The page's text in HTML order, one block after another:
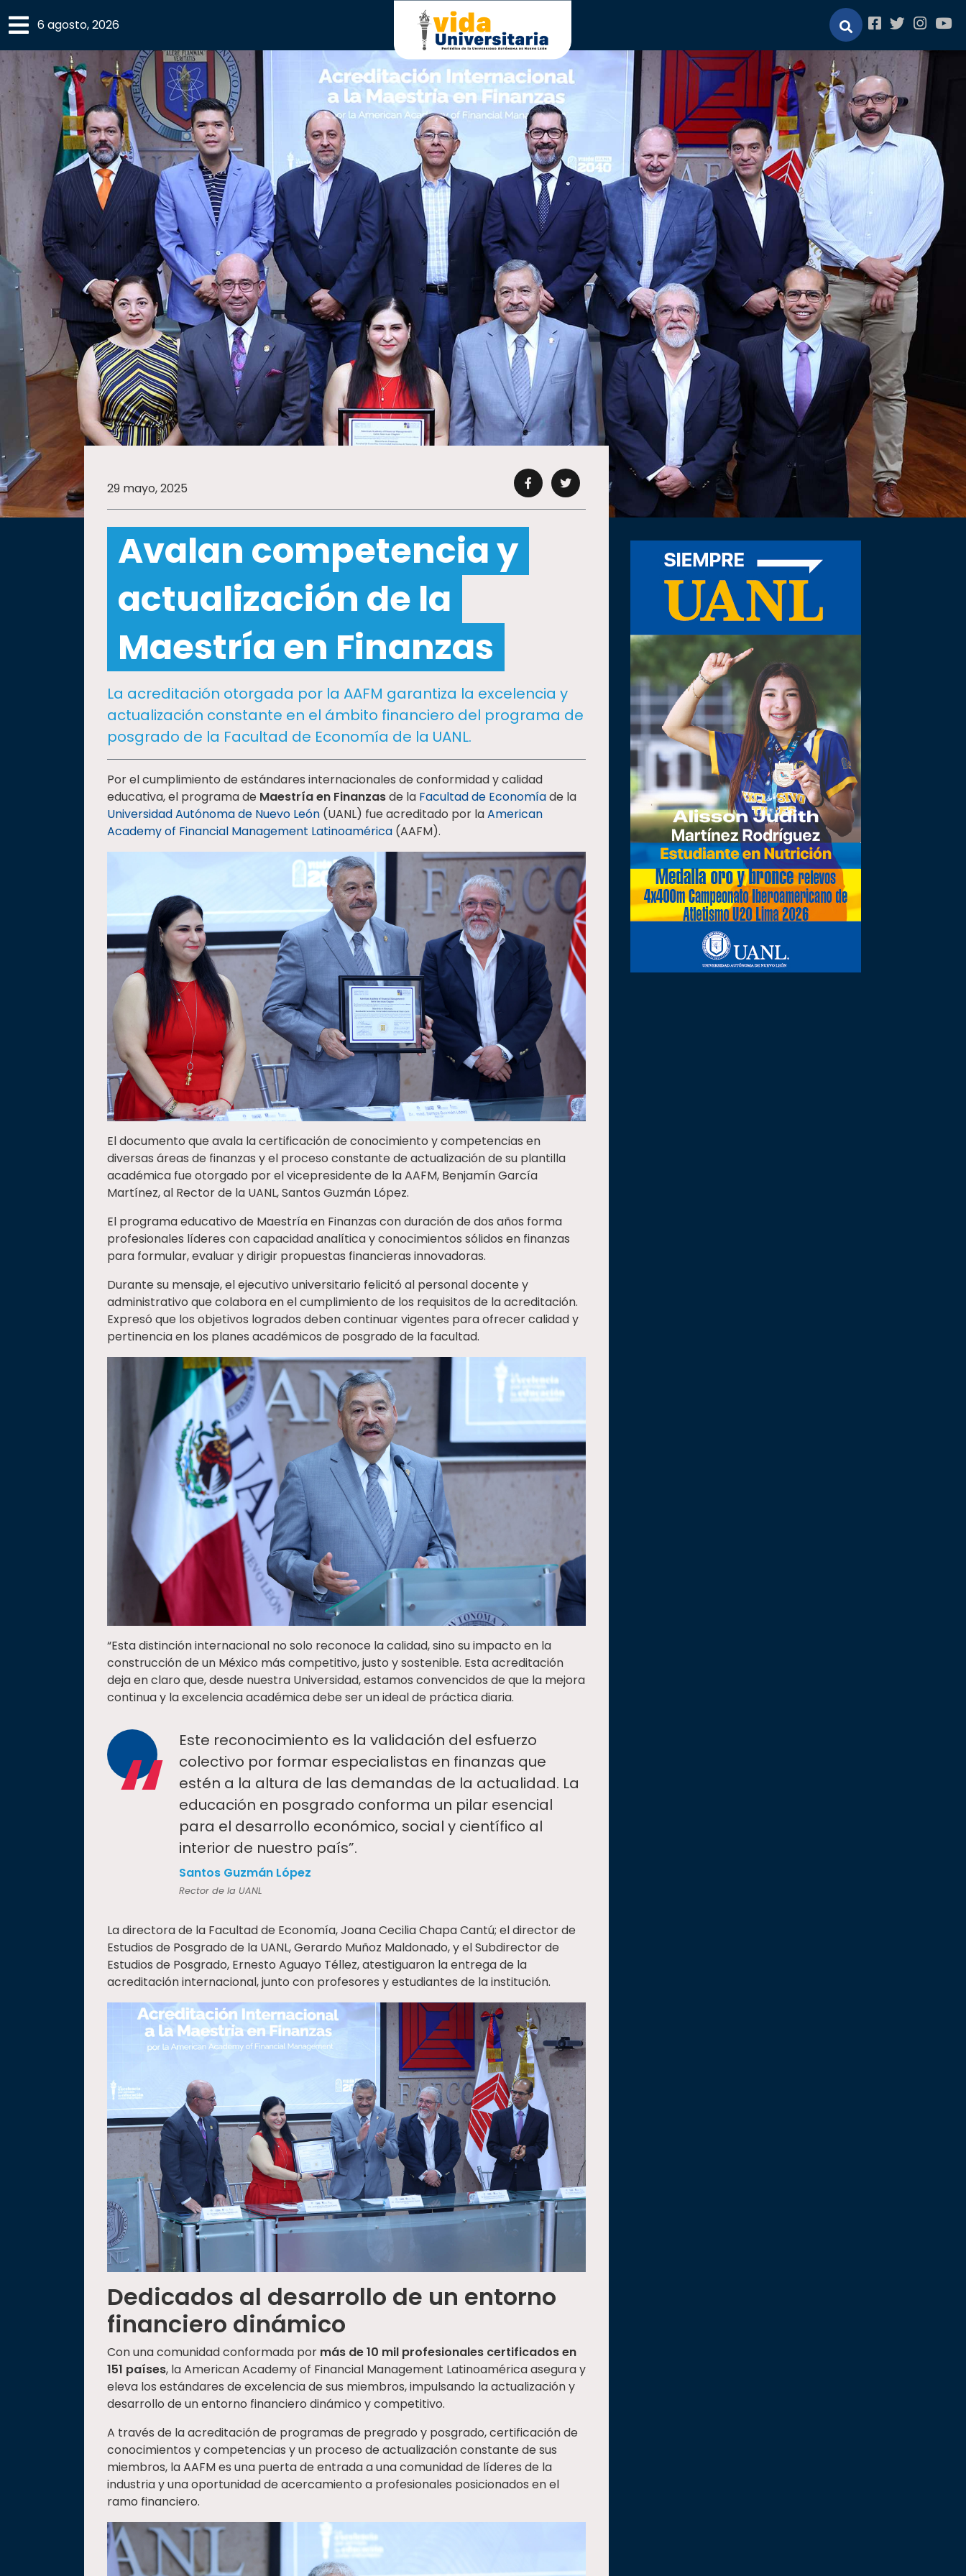
×
SECCIONES
ACADEMIA
CAMPUSUANL
COMUNIDAD UANL
CULTURA
DEPORTES
EXPERTOS
SALUD
SUSTENTABILIDAD
TEMAS
Oferta
educativa
Internacionalización
6 agosto, 2026
29 mayo, 2025
Avalan competencia y
actualización de la
Maestría en Finanzas
La acreditación otorgada por la AAFM garantiza la excelencia y
actualización constante en el ámbito financiero del programa de
posgrado de la Facultad de Economía de la UANL.
Por el cumplimiento de estándares internacionales de conformidad y calidad
educativa, el programa de Maestría en Finanzasde la Facultad de Economíade la
Universidad Autónoma de Nuevo León (UANL) fue acreditado por laAmerican
Academy of Financial Management Latinoamérica (AAFM).
El documento que avala la certificación de conocimiento y competencias en
diversas áreas de finanzas y el proceso constante de actualización de su plantilla
académica fue otorgado por el vicepresidente de la AAFM, Benjamín García
Martínez, al Rector de la UANL, Santos Guzmán López.
El programa educativo de Maestría en Finanzas con duración de dos años forma
profesionales líderes con capacidad analítica y conocimientos sólidos en finanzas
para formular, evaluar y dirigir propuestas financieras innovadoras.
Durante su mensaje, el ejecutivo universitario felicitó al personal docente y
administrativo que colabora en el cumplimiento de los requisitos de la acreditación.
Expresó que los objetivos logrados deben continuar vigentes para ofrecer calidad y
pertinencia en los planes académicos de posgrado de la facultad.
“Esta distinción internacional no solo reconoce la calidad, sino su impacto en la
construcción de un México más competitivo, justo y sostenible. Esta acreditación
deja en claro que, desde nuestra Universidad, estamos convencidos de que la mejora
continua y la excelencia académica debe ser un ideal de práctica diaria.
“
Este reconocimiento es la validación del esfuerzo
colectivo por formar especialistas en finanzas que
estén a la altura de las demandas de la actualidad. La
educación en posgrado conforma un pilar esencial
para el desarrollo económico, social y científico al
interior de nuestro país”.
Santos Guzmán López
Rector de la UANL
La directora de la Facultad de Economía, Joana Cecilia Chapa Cantú; el director de
Estudios de Posgrado de la UANL, Gerardo Muñoz Maldonado, y el Subdirector de
Estudios de Posgrado, Ernesto Aguayo Téllez, atestiguaron la entrega de la
acreditación internacional, junto con profesores y estudiantes de la institución.
Dedicados al desarrollo de un entorno
financiero dinámico
Con una comunidad conformada por más de 10 mil profesionales certificados en
151 países, la American Academy of Financial Management Latinoamérica asegura y
eleva los estándares de excelencia de sus miembros, impulsando la actualización y
desarrollo de un entorno financiero dinámico y competitivo.
A través de la acreditación de programas de pregrado y posgrado, certificación de
conocimientos y competencias y un proceso de actualización constante de sus
miembros, la AAFM es una puerta de entrada a una comunidad de líderes de la
industria y una oportunidad de acercamiento a profesionales posicionados en el
ramo financiero.